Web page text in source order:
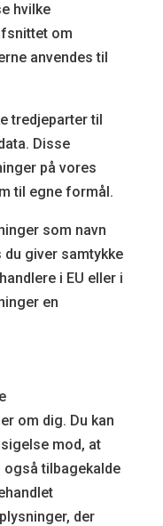
hvilke
om
anvendes til
tredjeparter til
Disse
på vores
til egne formål.
som navn
du giver samtykke
i EU eller i
en
om dig. Du kan
mod, at
også tilbagekalde
der